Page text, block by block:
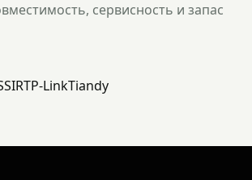
сервисность и запас
TP-LinkTiandy